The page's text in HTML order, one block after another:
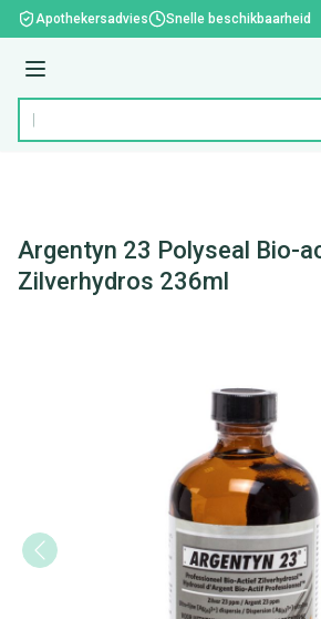
Ga naar de inhoud
Apothekersadvies Snelle beschikbaarheid
Menu
Product, merk, categorie...
Argentyn 23 Polyseal Bio-
Zilverhydros 236ml